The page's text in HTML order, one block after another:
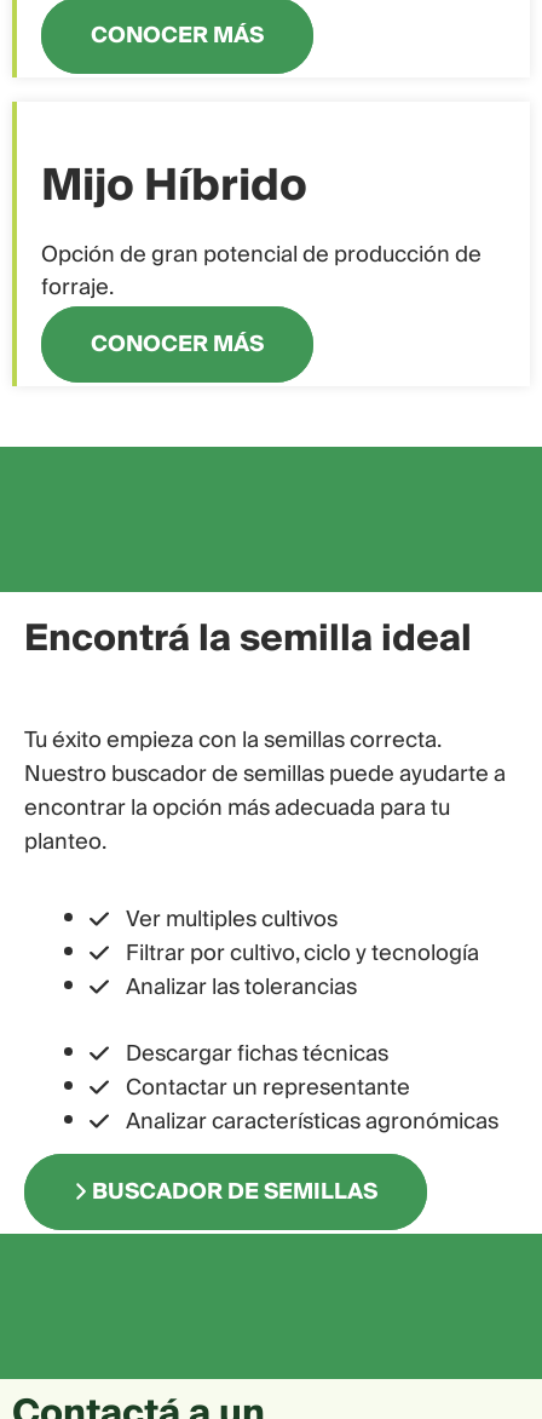
CONOCER MÁS
Mijo Híbrido
Opción de gran potencial de producción de
forraje.
CONOCER MÁS
Encontrá la semilla ideal
Tu éxito empieza con la semillas correcta.
Nuestro buscador de semillas puede ayudarte a
encontrar la opción más adecuada para tu
planteo.
Ver multiples cultivos
Filtrar por cultivo, ciclo y tecnología
Analizar las tolerancias
Descargar fichas técnicas
Contactar un representante
Analizar características agronómicas
BUSCADOR DE SEMILLAS